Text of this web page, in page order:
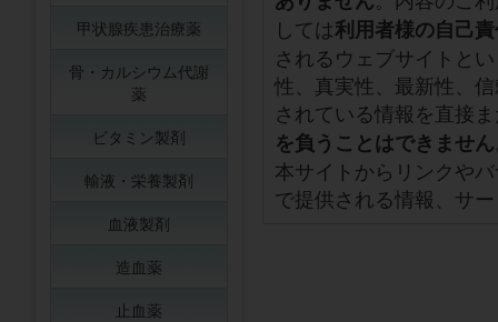
しては利用者様の自己
されるウェブサイトと
性、真実性、最新性、
されている情報を直接
を負うことはできません
本サイトからリンクや
で提供される情報、サ
甲状腺疾患治療薬
骨・カルシウム代謝
薬
ビタミン製剤
輸液・栄養製剤
血液製剤
造血薬
止血薬